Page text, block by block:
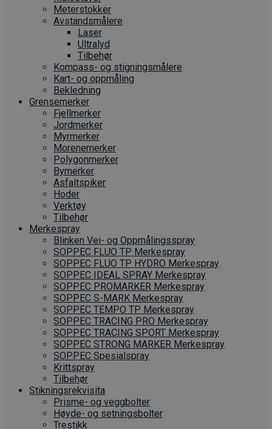
Meterstokker
Avstandsmålere
Laser
Ultralyd
Tilbehør
Kompass- og stigningsmålere
Kart- og oppmåling
Bekledning
Grense­merker
Fjellmerker
Jordmerker
Myrmerker
Morenemerker
Polygonmerker
Bymerker
Asfaltspiker
Hoder
Verktøy
Tilbehør
Merkespray
Blinken Vei- og Oppmålingsspray
SOPPEC FLUO TP Merkespray
SOPPEC FLUO TP HYDRO Merkespray
SOPPEC IDEAL SPRAY Merkespray
SOPPEC PROMARKER Merkespray
SOPPEC S-MARK Merkespray
SOPPEC TEMPO TP Merkespray
SOPPEC TRACING PRO Merkespray
SOPPEC TRACING SPORT Merkespray
SOPPEC STRONG MARKER Merkespray
SOPPEC Spesialspray
Krittspray
Tilbehør
Stikningsrekvisita
Prisme- og veggbolter
Høyde- og setningsbolter
Trestikk